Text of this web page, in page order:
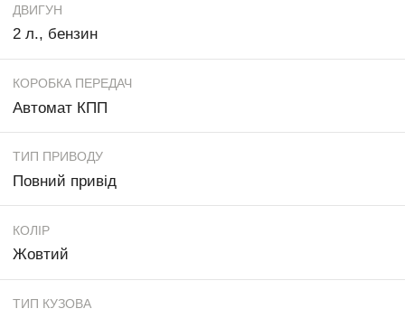
ДВИГУН
2 л., бензин
КОРОБКА ПЕРЕДАЧ
Автомат КПП
ТИП ПРИВОДУ
Повний привід
КОЛІР
Жовтий
ТИП КУЗОВА